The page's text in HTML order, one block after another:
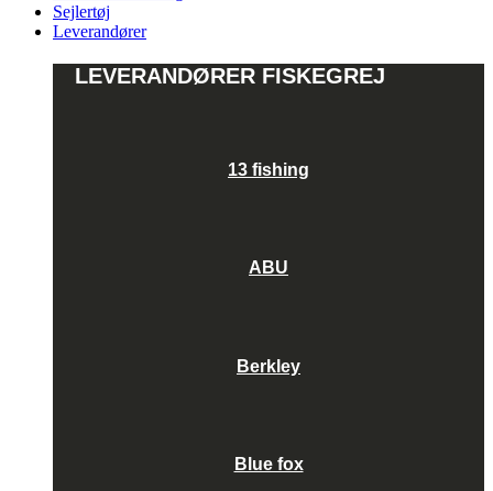
Sejlertøj
Leverandører
LEVERANDØRER FISKEGREJ
13 fishing
ABU
Berkley
Blue fox